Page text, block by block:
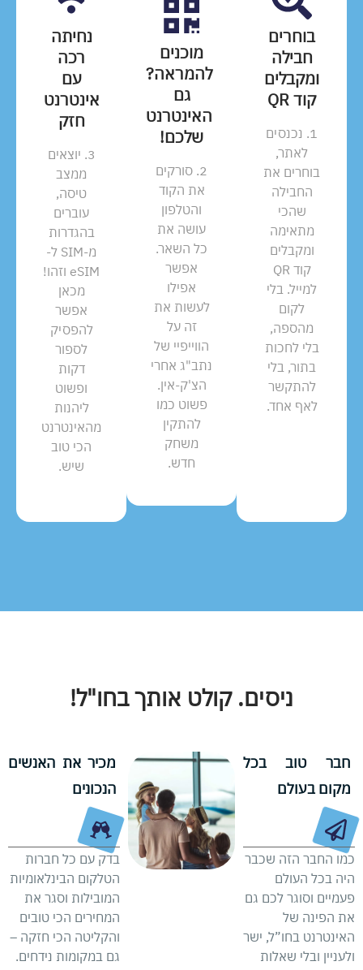
בוחרים
חבילה
ומקבלים
קוד QR
1. נכנסים
לאתר,
בוחרים את
החבילה
שהכי
מתאימה
ומקבלים
קוד QR
למייל. בלי
לקום
מהספה,
בלי לחכות
בתור, בלי
להתקשר
לאף אחד.
מוכנים
להמראה?
גם
האינטרנט
שלכם!
2. סורקים
את הקוד
והטלפון
עושה את
כל השאר.
אפשר
אפילו
לעשות את
זה על
הווייפיי של
נתב"ג אחרי
הצ'ק-אין.
פשוט כמו
להתקין
משחק
חדש.
נחיתה
רכה
עם
אינטרנט
חזק
3. יוצאים
ממצב
טיסה,
עוברים
בהגדרות
מ-SIM ל-
eSIM וזהו!
מכאן
אפשר
להפסיק
לספור
דקות
ופשוט
ליהנות
מהאינטרנט
הכי טוב
שיש.
ניסים. קולט אותך בחו"ל!
חבר טוב בכל
מקום בעולם
כמו החבר הזה שכבר
היה בכל העולם
פעמיים וסוגר לכם גם
את הפינה של
האינטרנט בחו”ל, ישר
ולעניין ובלי שאלות
מכיר את האנשים
הנכונים
בדק עם כל חברות
הטלקום הבינלאומיות
המובילות וסגר את
המחירים הכי טובים
והקליטה הכי חזקה –
גם במקומות נידחים.